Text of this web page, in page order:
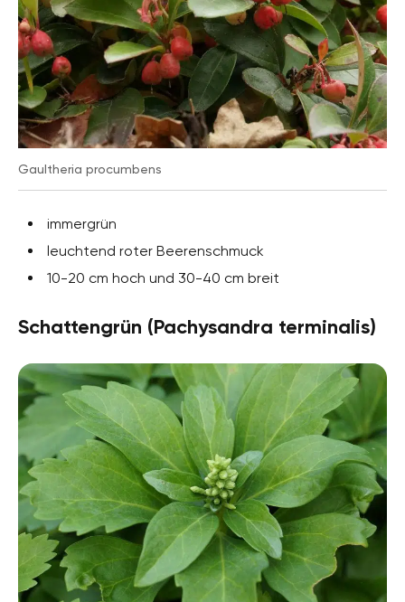
Gaultheria procumbens
immergrün
leuchtend roter Beerenschmuck
10-20 cm hoch und 30-40 cm breit
Schattengrün (Pachysandra terminalis)